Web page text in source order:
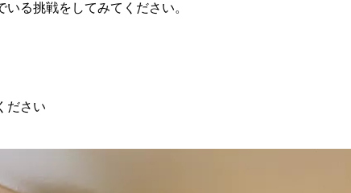
る挑戦をしてみてください。
ださい